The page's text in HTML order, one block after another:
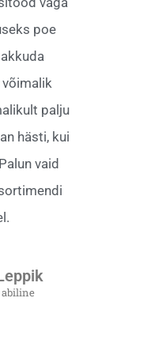
poe
palju
hästi, kui
vaid